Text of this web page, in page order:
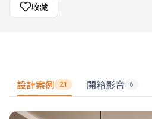
收藏
設計案例 21 開箱影音 6